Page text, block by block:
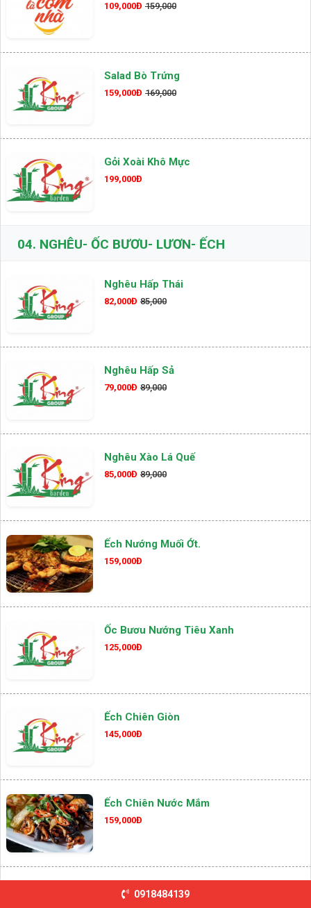
109,000Đ 159,000
Salad Bò Trứng
159,000Đ 169,000
Gỏi Xoài Khô Mực
199,000Đ
04. NGHÊU- ỐC BƯƠU- LƯƠN- ẾCH
Nghêu Hấp Thái
82,000Đ 85,000
Nghêu Hấp Sả
79,000Đ 89,000
Nghêu Xào Lá Quế
85,000Đ 89,000
Ếch Nướng Muối Ớt.
159,000Đ
Ốc Bươu Nướng Tiêu Xanh
125,000Đ
Ếch Chiên Giòn
145,000Đ
Ếch Chiên Nước Mắm
159,000Đ
Ốc Bươu Hấp Sả
0918484139